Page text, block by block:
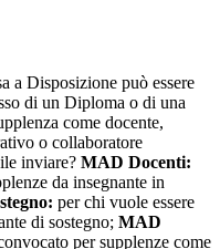
a Disposizione può essere
di un Diploma o di una
come docente,
o collaboratore
inviare? MAD Docenti:
da insegnante in
per chi vuole essere
di sostegno; MAD
per supplenze come